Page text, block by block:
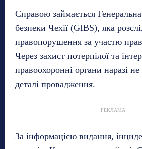
Справою займається
безпеки Чехії (GIBS), яка
правопорушення за участю
Через захист потерпілої та
правоохоронні органи наразі
деталі провадження.
РЕКЛАМА
За інформацією видання,